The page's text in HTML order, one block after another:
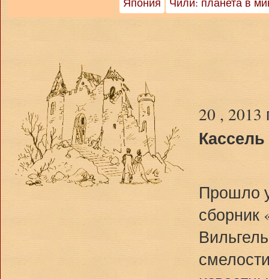
20 ,
Прошло
сборник